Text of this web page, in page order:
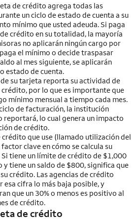
de crédito agrega todas las
un ciclo de estado de cuenta a su
mínimo que usted adeuda. Si paga
crédito en su totalidad, la mayoría
no aplicarán ningún cargo por
el mínimo o decide traspasar
al mes siguiente, se aplicarán
estado de cuenta.
su tarjeta reporta su actividad de
crédito, por lo que es importante que
mínimo mensual a tiempo cada mes.
de facturación, la institución
reportará, lo cual genera un impacto
de crédito.
crédito que use (llamado utilización del
clave en cómo se calcula su
tiene un límite de crédito de $1,000
tiene un saldo de $800, significa que
crédito. Las agencias de crédito
esa cifra lo más baja posible, y
que un 30% o menos es positivo al
de crédito.
de crédito